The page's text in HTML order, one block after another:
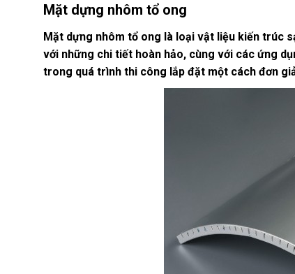
Mặt dựng nhôm tổ ong
Mặt dựng nhôm tổ ong là loại vật liệu kiến trúc
với những chi tiết hoàn hảo, cùng với các ứng
trong quá trình thi công lắp đặt một cách đơn